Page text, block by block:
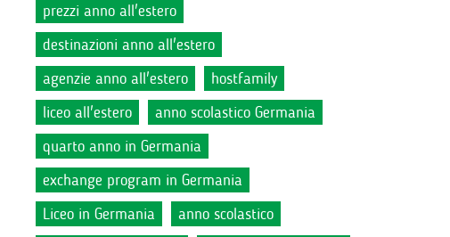
prezzi anno all'estero
destinazioni anno all'estero
agenzie anno all'estero
hostfamily
liceo all'estero
anno scolastico Germania
quarto anno in Germania
exchange program in Germania
Liceo in Germania
anno scolastico